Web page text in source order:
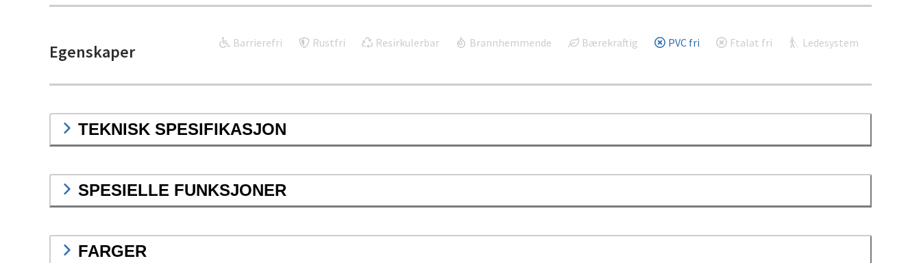
Egenskaper Barrierefri Rustfri Resirkulerbar Brannhemmende Bærekraftig PVC fri Ftalat fri Ledesystem
TEKNISK SPESIFIKASJON
SPESIELLE FUNKSJONER
FARGER